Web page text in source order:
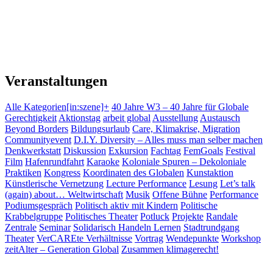
Veranstaltungen
Alle Kategorien[in:szene]+ 40 Jahre W3 – 40 Jahre für Globale
Gerechtigkeit Aktionstag arbeit global Ausstellung Austausch
Beyond Borders Bildungsurlaub Care, Klimakrise, Migration
Communityevent D.I.Y. Diversity – Alles muss man selber machen
Denkwerkstatt Diskussion Exkursion Fachtag FemGoals Festival
Film Hafenrundfahrt Karaoke Koloniale Spuren – Dekoloniale
Praktiken Kongress Koordinaten des Globalen Kunstaktion
Künstlerische Vernetzung Lecture Performance Lesung Let’s talk
(again) about… Weltwirtschaft Musik Offene Bühne Performance
Podiumsgespräch Politisch aktiv mit Kindern Politische
Krabbelgruppe Politisches Theater Potluck Projekte Randale
Zentrale Seminar Solidarisch Handeln Lernen Stadtrundgang
Theater VerCAREte Verhältnisse Vortrag Wendepunkte Workshop
zeitAlter – Generation Global Zusammen klimagerecht!